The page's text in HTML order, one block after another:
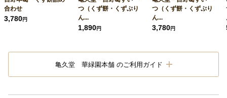
合わせ
3,780円
つ（くず餅・くずぷり
ん...
1,890円
つ（くず餅・くずぷり
ん...
3,780円
亀久堂 華緑園本舗 のご利用ガイド